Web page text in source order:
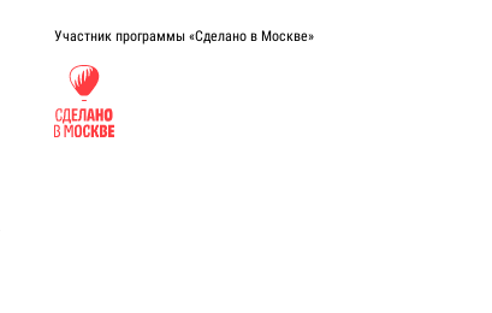
Участник программы «Сделано в Москве»